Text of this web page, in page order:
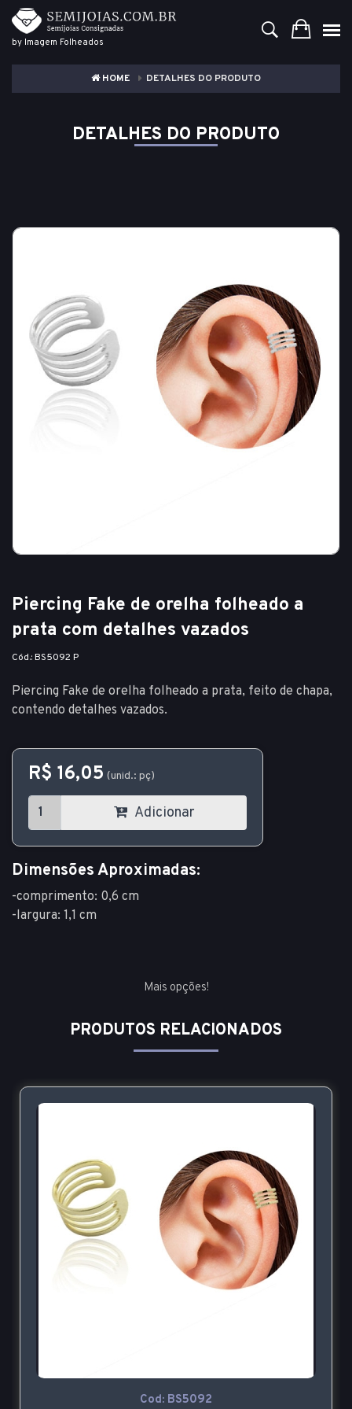
by Imagem Folheados
HOME DETALHES DO PRODUTO
DETALHES DO PRODUTO
Piercing Fake de orelha folheado a
prata com detalhes vazados
Cód.: BS5092 P
Piercing Fake de orelha folheado a prata, feito de chapa,
contendo detalhes vazados.
R$ 16,05 (unid.: pç)
Adicionar
Dimensões Aproximadas:
-comprimento: 0,6 cm
-largura: 1,1 cm
Mais opções!
PRODUTOS RELACIONADOS
Cod: BS5092